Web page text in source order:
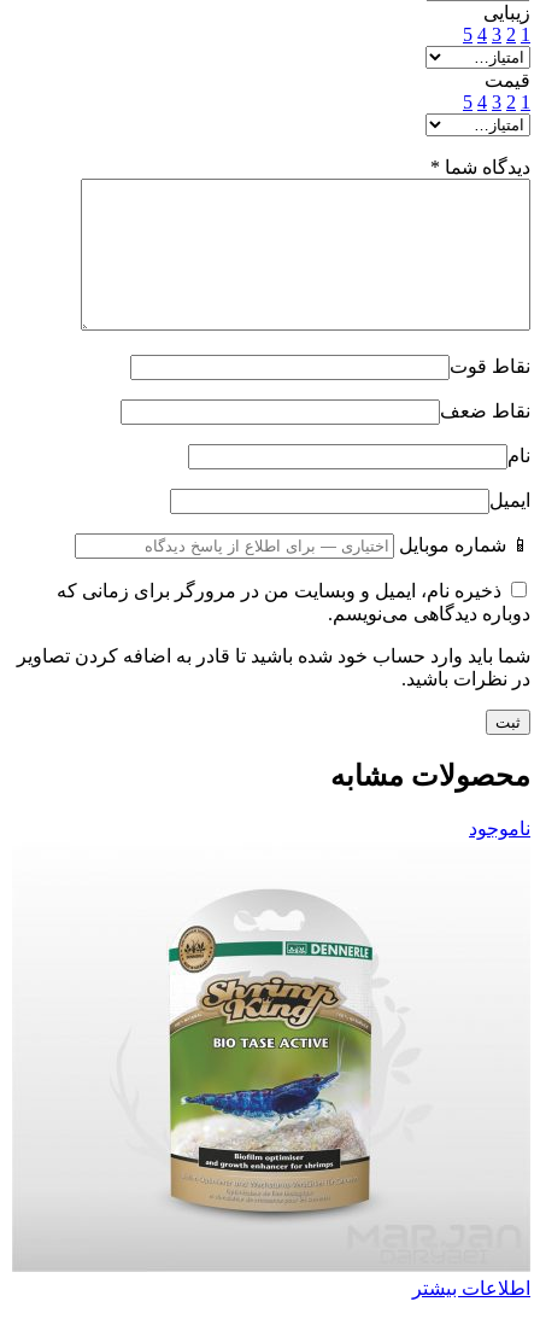
زیبایی
1
2
3
4
5
قیمت
1
2
3
4
5
دیدگاه شما *
نقاط قوت
نقاط ضعف
نام
ایمیل
📱 شماره موبایل
ذخیره نام، ایمیل و وبسایت من در مرورگر برای زمانی که
دوباره دیدگاهی می‌نویسم.
شما باید وارد حساب خود شده باشید تا قادر به اضافه کردن تصاویر
در نظرات باشید.
محصولات مشابه
ناموجود
اطلاعات بیشتر